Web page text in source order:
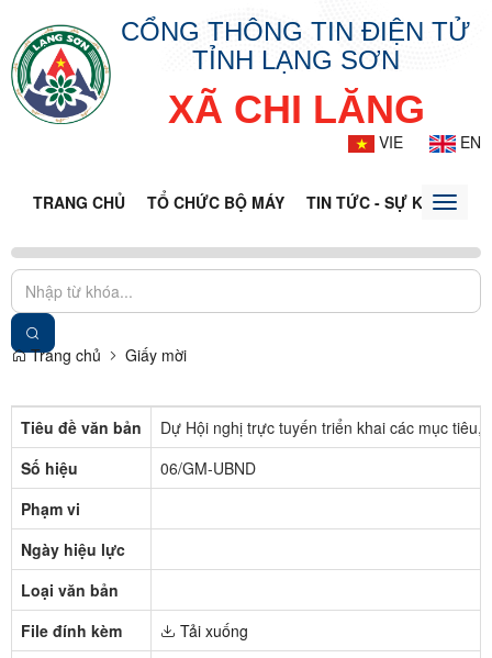
CỔNG THÔNG TIN ĐIỆN TỬ
TỈNH LẠNG SƠN
XÃ CHI LĂNG
VIE EN
TRANG CHỦ TỔ CHỨC BỘ MÁY TIN TỨC - SỰ KIỆNToggle
Trang chủ Giấy mời
Tiêu đề văn bản
Dự Hội nghị trực tuyến triển khai các mục
Số hiệu
06/GM-UBND
Phạm vi
Ngày hiệu lực
Loại văn bản
File đính kèm
Tải xuống